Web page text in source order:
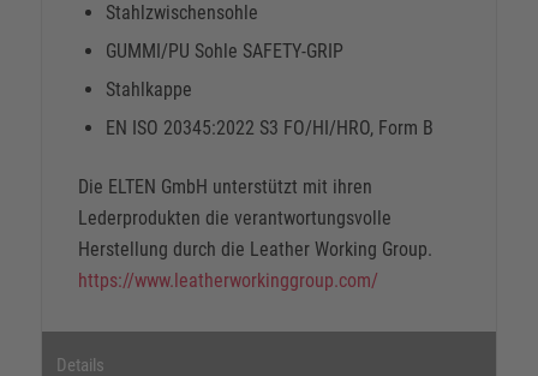
Stahlzwischensohle
GUMMI/PU Sohle SAFETY-GRIP
Stahlkappe
EN ISO 20345:2022 S3 FO/HI/HRO, Form B
Die ELTEN GmbH unterstützt mit ihren
Lederprodukten die verantwortungsvolle
Herstellung durch die Leather Working Group.
https://www.leatherworkinggroup.com/
Details